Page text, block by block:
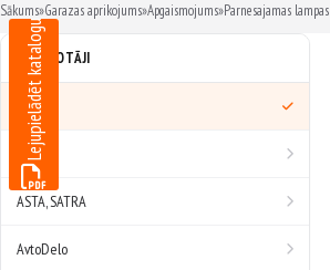
Lejupielādēt katalogu
Sākums»Garazas aprikojums»Apgaismojums»Parnesajamas lampas
RAŽOTĀJI
Visi
AMIO
ASTA, SATRA
AvtoDelo